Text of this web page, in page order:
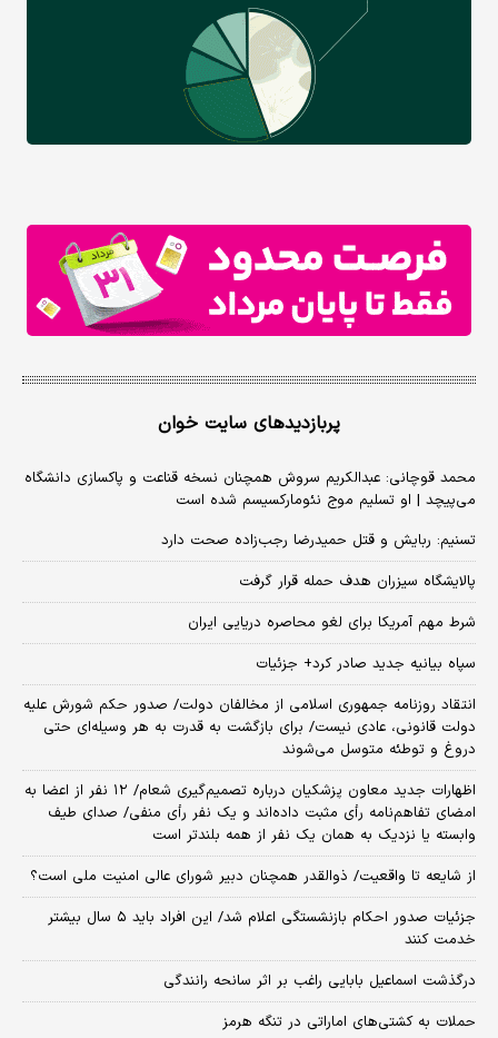
پربازدیدهای سایت خوان
محمد قوچانی: عبدالکریم سروش همچنان نسخه قناعت و پاکسازی دانشگاه
می‌پیچد | او تسلیم موج نئومارکسیسم شده است
تسنیم: ربایش و قتل حمیدرضا رجب‌زاده صحت دارد
پالایشگاه سیزران هدف حمله قرار گرفت
شرط مهم آمریکا برای لغو محاصره دریایی ایران
سپاه بیانیه جدید صادر کرد+ جزئیات
انتقاد روزنامه جمهوری اسلامی از مخالفان دولت/ صدور حکم شورش علیه
دولت قانونی، عادی نیست/ برای بازگشت به قدرت به هر وسیله‌ای حتی
دروغ و توطئه متوسل می‌شوند
اظهارات جدید معاون پزشکیان درباره تصمیم‌گیری شعام/ ۱۲ نفر از اعضا به
امضای تفاهم‌نامه رأی مثبت داده‌اند و یک نفر رأی منفی/ صدای طیف
وابسته یا نزدیک به همان یک نفر از همه بلندتر است
از شایعه تا واقعیت/ ذوالقدر همچنان دبیر شورای ‌عالی امنیت ملی است؟
جزئیات صدور احکام بازنشستگی اعلام شد/ این افراد باید ۵ سال بیشتر
خدمت کنند
درگذشت اسماعیل بابایی راغب بر اثر سانحه رانندگی
حملات به کشتی‌های اماراتی در تنگه هرمز